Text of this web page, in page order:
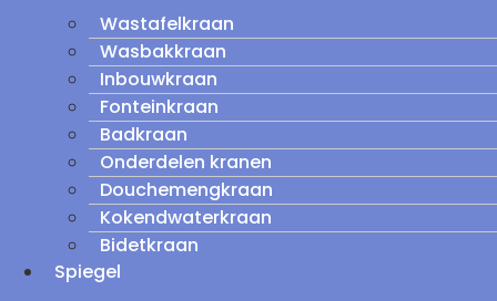
Wastafelkraan
Wasbakkraan
Inbouwkraan
Fonteinkraan
Badkraan
Onderdelen kranen
Douchemengkraan
Kokendwaterkraan
Bidetkraan
Spiegel